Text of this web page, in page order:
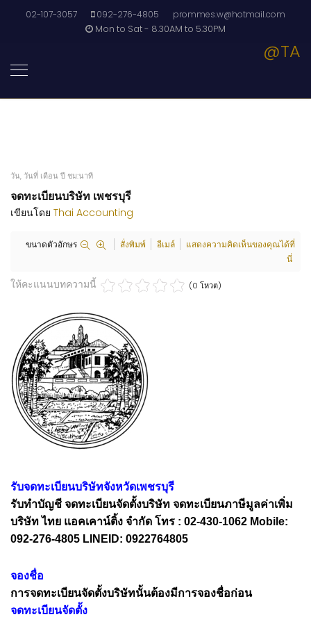
02-107-3057 092-276-4805
prommes.w@hotmail.com
Mon to Sat - 8.30AM to 5.30PM
@TA
วัน, วันที่ เดือน ปี ชม:นาที
จดทะเบียนบริษัท เพชรบุรี
เขียนโดย Thai Accounting
ขนาดตัวอักษร สั่งพิมพ์ อีเมล์
แสดงความคิดเห็นของคุณได้ที่
นี่
ให้คะแนนบทความนี้ (0 โหวต)
รับจดทะเบียนบริษัทจังหวัดเพชรบุรี
รับทำบัญชี จดทะเบียนจัดตั้งบริษัท จดทะเบียนภาษีมูลค่าเพิ่ม
บริษัท ไทย แอคเคาน์ติ้ง จำกัด โทร : 02-430-1062 Mobile:
092-276-4805 LINEID: 0922764805
จองชื่อ
การจดทะเบียนจัดตั้งบริษัทนั้นต้องมีการจองชื่อก่อน
จดทะเบียนจัดตั้ง